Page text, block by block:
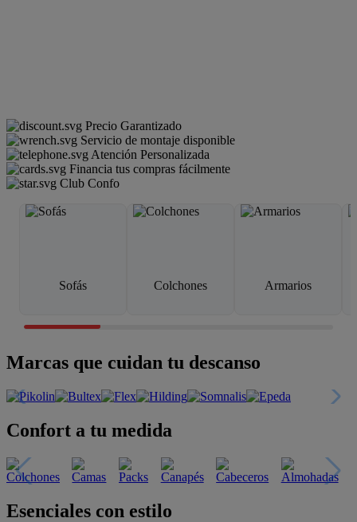
Precio Garantizado
Servicio de montaje disponible
Atención Personalizada
Financia tus compras fácilmente
Club Confo
Sofás Colchones Armarios
Marcas que cuidan tu descanso
Confort a tu medida
Esenciales con estilo